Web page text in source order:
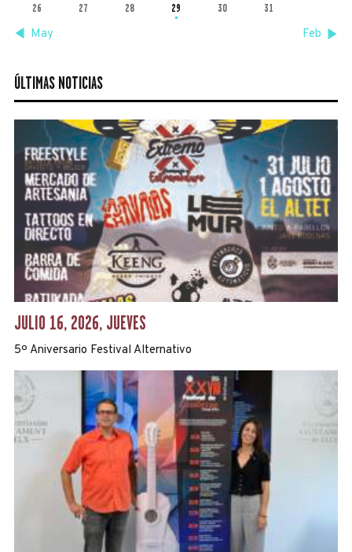
26
27 28 29 30 31
« May Feb »
ÚLTIMAS NOTICIAS
JULIO 16, 2026, JUEVES
5º Aniversario Festival Alternativo